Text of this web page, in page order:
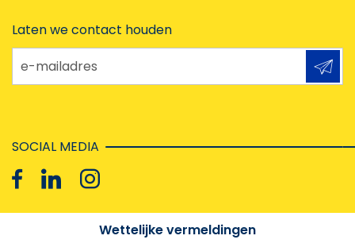
Laten we contact houden
e-mailadres
SOCIAL MEDIA
Wettelijke vermeldingen